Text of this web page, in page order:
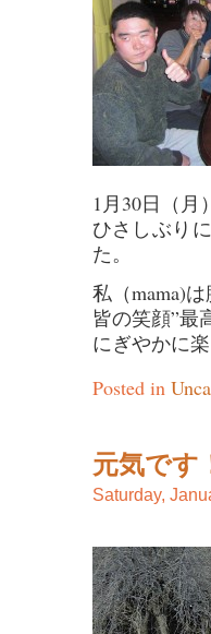
1月30日（月
ひさしぶり
た。
私（mama)
皆の笑顔”最
にぎやかに
Posted in
元気です
Saturday,